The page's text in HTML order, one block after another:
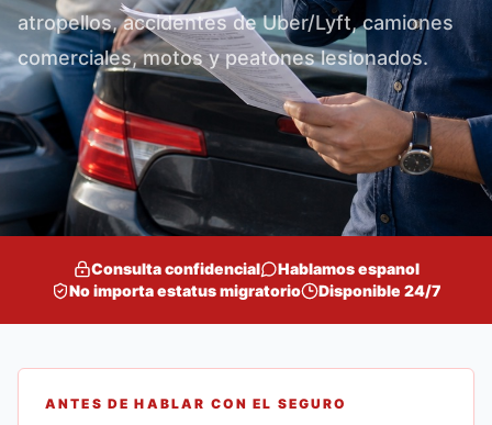
atropellos, accidentes de Uber/Lyft, camiones
comerciales, motos y peatones lesionados.
Consulta confidencial
Hablamos espanol
No importa estatus migratorio
Disponible 24/7
ANTES DE HABLAR CON EL SEGURO